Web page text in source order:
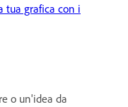
tua grafica con i
o un'idea da